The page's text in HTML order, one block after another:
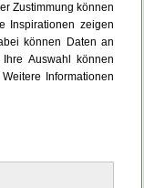
Zustimmung können
Inspirationen zeigen
können Daten an
Auswahl können
Informationen
aufgetreten.
neu.